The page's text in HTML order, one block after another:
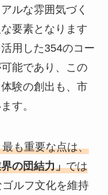
ルな雰囲気づく
要素となります
用した354のコー
能であり、この
験の創出も、市
す。
も重要な点は、
の団結力」では
ルフ文化を維持